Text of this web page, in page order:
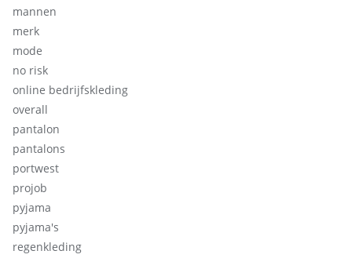
mannen
merk
mode
no risk
online bedrijfskleding
overall
pantalon
pantalons
portwest
projob
pyjama
pyjama's
regenkleding